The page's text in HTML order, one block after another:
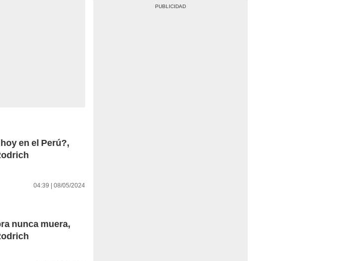
en el Perú?,
04:39 | 08/05/2024
nunca muera,